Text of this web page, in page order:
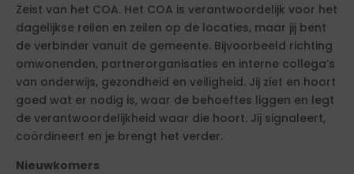
Zeist van het COA. Het COA is verantwoordelijk voor het
dagelijkse reilen en zeilen op de locaties, maar jij bent
de verbinder vanuit de gemeente. Bijvoorbeeld richting
omwonenden, partnerorganisaties en interne collega’s
van onderwijs, gezondheid en veiligheid. Jij ziet en hoort
goed wat er nodig is, waar de behoeftes liggen en legt
de verantwoordelijkheid waar die hoort. Jij signaleert,
coördineert en je brengt het verder.
Nieuwkomers